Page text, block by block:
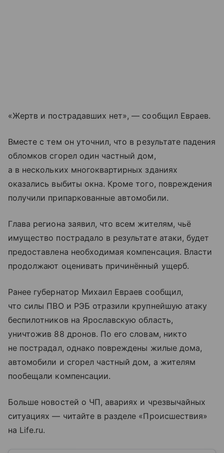
«Жертв и пострадавших нет», — сообщил Евраев.
Вместе с тем он уточнил, что в результате падения
обломков сгорел один частный дом,
а в нескольких многоквартирных зданиях
оказались выбиты окна. Кроме того, повреждения
получили припаркованные автомобили.
Глава региона заявил, что всем жителям, чьё
имущество пострадало в результате атаки, будет
предоставлена необходимая компенсация. Власти
продолжают оценивать причинённый ущерб.
Ранее губернатор Михаил Евраев сообщил,
что силы ПВО и РЭБ отразили крупнейшую атаку
беспилотников на Ярославскую область,
уничтожив 88 дронов. По его словам, никто
не пострадал, однако повреждены жилые дома,
автомобили и сгорел частный дом, а жителям
пообещали компенсации.
Больше новостей о ЧП, авариях и чрезвычайных
ситуациях — читайте в разделе «Происшествия»
на Life.ru.